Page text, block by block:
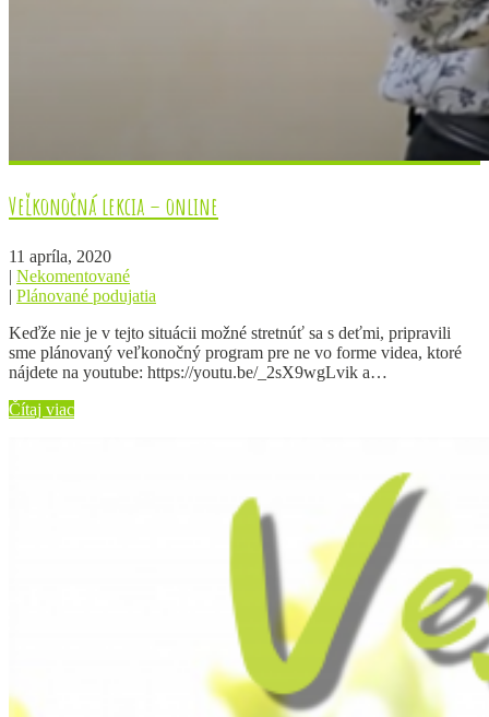
Veľkonočná lekcia – online
11 apríla, 2020
| Nekomentované
| Plánované podujatia
Keďže nie je v tejto situácii možné stretnúť sa s deťmi, pripravili
sme plánovaný veľkonočný program pre ne vo forme videa, ktoré
nájdete na youtube: https://youtu.be/_2sX9wgLvik a…
Čítaj viac